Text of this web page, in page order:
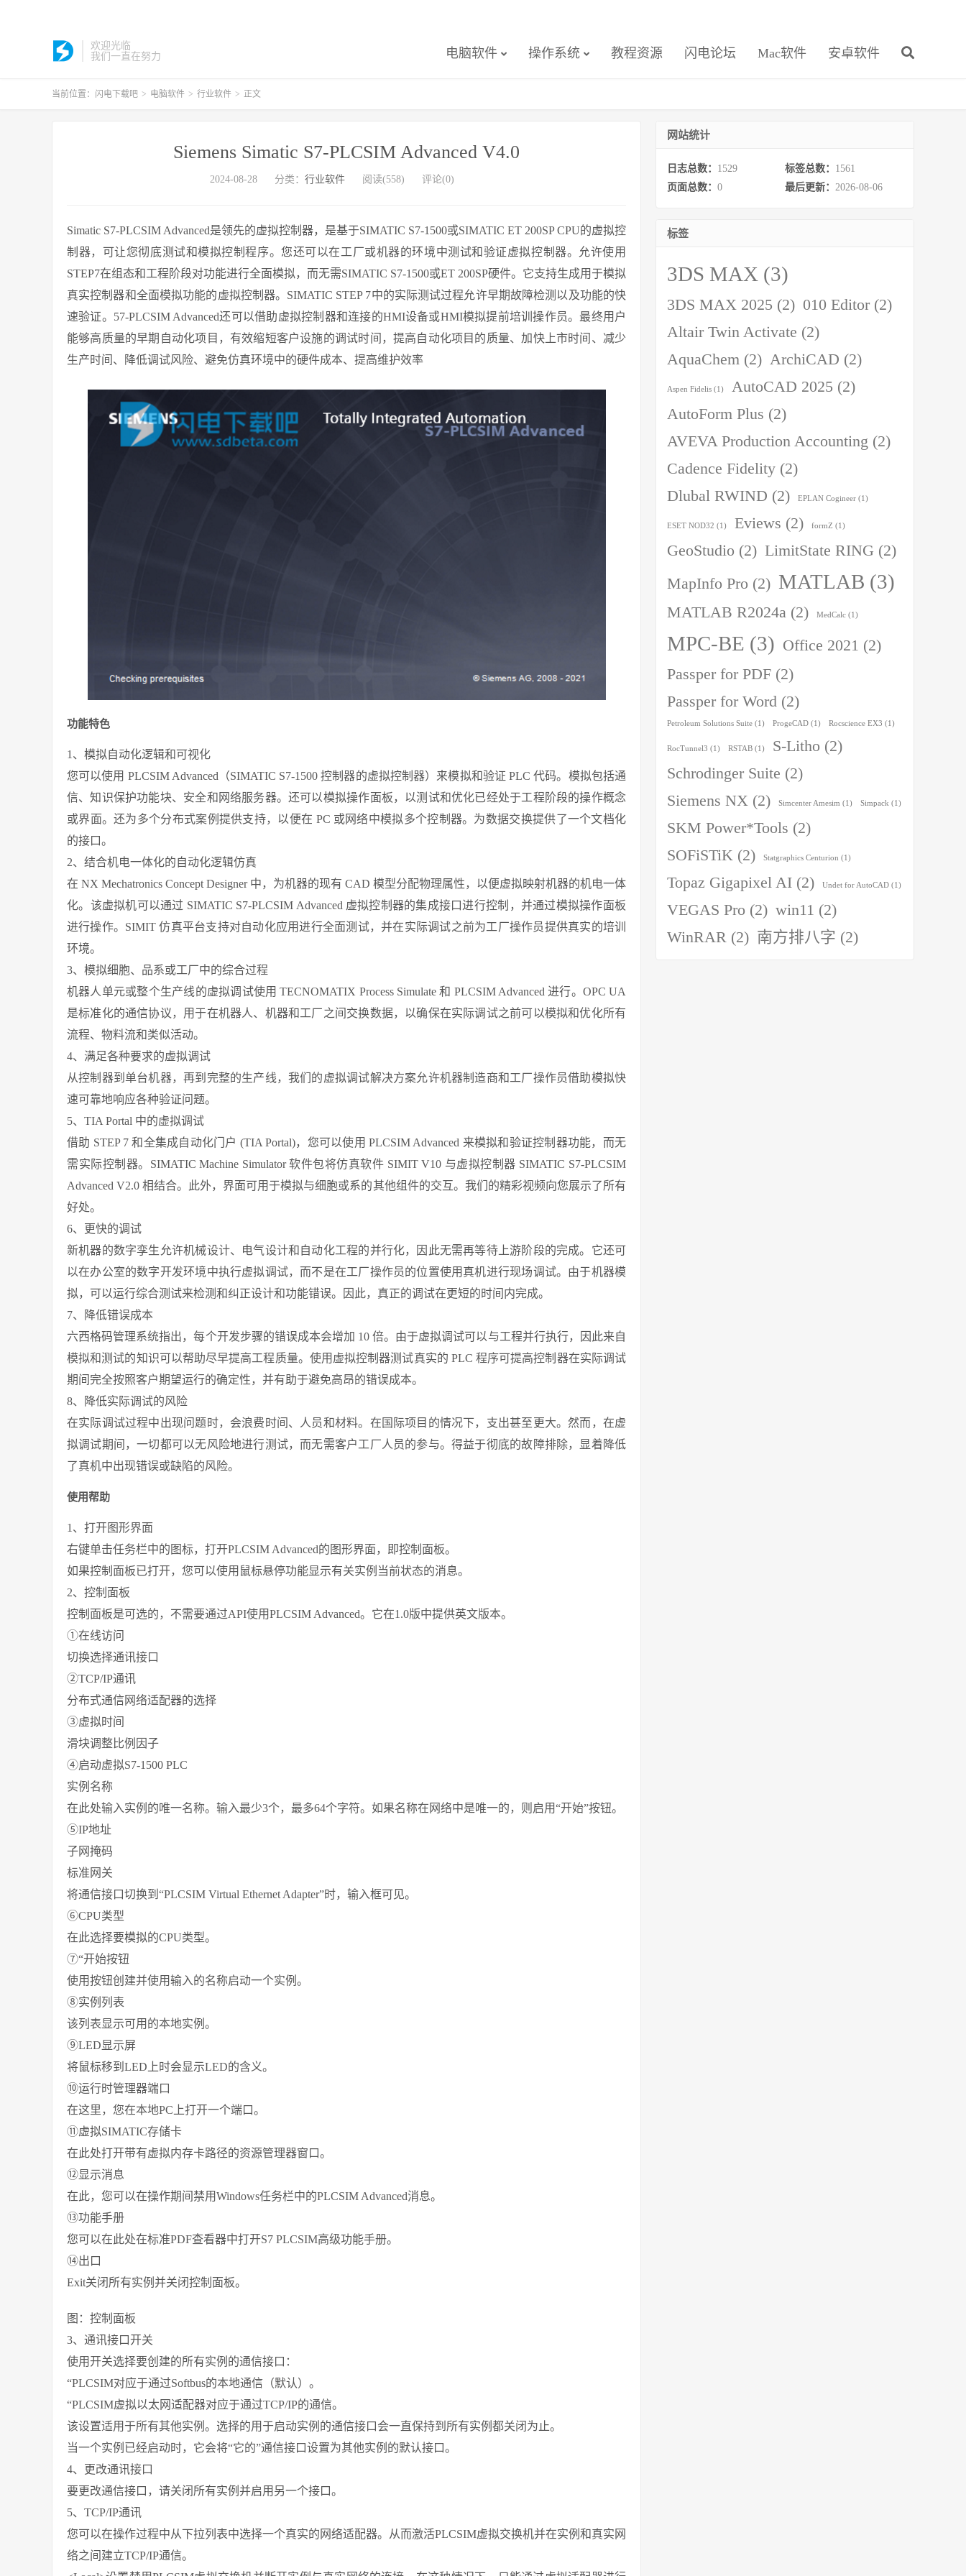
欢迎光临
我们一直在努力
电脑软件 操作系统 教程资源 闪电论坛 Mac软件 安卓软件
当前位置： 闪电下载吧 > 电脑软件 > 行业软件 > 正文
Siemens Simatic S7-PLCSIM Advanced V4.0
2024-08-28 分类： 行业软件 阅读(558) 评论(0)
Simatic S7-PLCSIM Advanced是领先的虚拟控制器，是基于SIMATIC S7-1500或SIMATIC ET 200SP CPU的虚拟控
制器，可让您彻底测试和模拟控制程序。您还可以在工厂或机器的环境中测试和验证虚拟控制器。允许使用
STEP7在组态和工程阶段对功能进行全面模拟，而无需SIMATIC S7-1500或ET 200SP硬件。它支持生成用于模拟
真实控制器和全面模拟功能的虚拟控制器。SIMATIC STEP 7中的实际测试过程允许早期故障检测以及功能的快
速验证。57-PLCSIM Advanced还可以借助虚拟控制器和连接的HMI设备或HMI模拟提前培训操作员。最终用户
能够高质量的早期自动化项目，有效缩短客户设施的调试时间，提高自动化项目的质量、加快上市时间、减少
生产时间、降低调试风险、避免仿真环境中的硬件成本、提高维护效率
功能特色
1、模拟自动化逻辑和可视化
您可以使用 PLCSIM Advanced（SIMATIC S7-1500 控制器的虚拟控制器）来模拟和验证 PLC 代码。模拟包括通
信、知识保护功能块、安全和网络服务器。还可以模拟操作面板，以测试和优化已经处于工程阶段的操作概念
或界面。还为多个分布式案例提供支持，以便在 PC 或网络中模拟多个控制器。为数据交换提供了一个文档化
的接口。
2、结合机电一体化的自动化逻辑仿真
在 NX Mechatronics Concept Designer 中，为机器的现有 CAD 模型分配物理属性，以便虚拟映射机器的机电一体
化。该虚拟机可以通过 SIMATIC S7-PLCSIM Advanced 虚拟控制器的集成接口进行控制，并通过模拟操作面板
进行操作。SIMIT 仿真平台支持对自动化应用进行全面测试，并在实际调试之前为工厂操作员提供真实的培训
环境。
3、模拟细胞、品系或工厂中的综合过程
机器人单元或整个生产线的虚拟调试使用 TECNOMATIX Process Simulate 和 PLCSIM Advanced 进行。OPC UA
是标准化的通信协议，用于在机器人、机器和工厂之间交换数据，以确保在实际调试之前可以模拟和优化所有
流程、物料流和类似活动。
4、满足各种要求的虚拟调试
从控制器到单台机器，再到完整的生产线，我们的虚拟调试解决方案允许机器制造商和工厂操作员借助模拟快
速可靠地响应各种验证问题。
5、TIA Portal 中的虚拟调试
借助 STEP 7 和全集成自动化门户 (TIA Portal)，您可以使用 PLCSIM Advanced 来模拟和验证控制器功能，而无
需实际控制器。SIMATIC Machine Simulator 软件包将仿真软件 SIMIT V10 与虚拟控制器 SIMATIC S7-PLCSIM
Advanced V2.0 相结合。此外，界面可用于模拟与细胞或系的其他组件的交互。我们的精彩视频向您展示了所有
好处。
6、更快的调试
新机器的数字孪生允许机械设计、电气设计和自动化工程的并行化，因此无需再等待上游阶段的完成。它还可
以在办公室的数字开发环境中执行虚拟调试，而不是在工厂操作员的位置使用真机进行现场调试。由于机器模
拟，可以运行综合测试来检测和纠正设计和功能错误。因此，真正的调试在更短的时间内完成。
7、降低错误成本
六西格码管理系统指出，每个开发步骤的错误成本会增加 10 倍。由于虚拟调试可以与工程并行执行，因此来自
模拟和测试的知识可以帮助尽早提高工程质量。使用虚拟控制器测试真实的 PLC 程序可提高控制器在实际调试
期间完全按照客户期望运行的确定性，并有助于避免高昂的错误成本。
8、降低实际调试的风险
在实际调试过程中出现问题时，会浪费时间、人员和材料。在国际项目的情况下，支出甚至更大。然而，在虚
拟调试期间，一切都可以无风险地进行测试，而无需客户工厂人员的参与。得益于彻底的故障排除，显着降低
了真机中出现错误或缺陷的风险。
使用帮助
1、打开图形界面
右键单击任务栏中的图标，打开PLCSIM Advanced的图形界面，即控制面板。
如果控制面板已打开，您可以使用鼠标悬停功能显示有关实例当前状态的消息。
2、控制面板
控制面板是可选的，不需要通过API使用PLCSIM Advanced。它在1.0版中提供英文版本。
①在线访问
切换选择通讯接口
②TCP/IP通讯
分布式通信网络适配器的选择
③虚拟时间
滑块调整比例因子
④启动虚拟S7-1500 PLC
实例名称
在此处输入实例的唯一名称。输入最少3个，最多64个字符。如果名称在网络中是唯一的，则启用“开始”按钮。
⑤IP地址
子网掩码
标准网关
将通信接口切换到“PLCSIM Virtual Ethernet Adapter”时，输入框可见。
⑥CPU类型
在此选择要模拟的CPU类型。
⑦“开始按钮
使用按钮创建并使用输入的名称启动一个实例。
⑧实例列表
该列表显示可用的本地实例。
⑨LED显示屏
将鼠标移到LED上时会显示LED的含义。
⑩运行时管理器端口
在这里，您在本地PC上打开一个端口。
⑪虚拟SIMATIC存储卡
在此处打开带有虚拟内存卡路径的资源管理器窗口。
⑫显示消息
在此，您可以在操作期间禁用Windows任务栏中的PLCSIM Advanced消息。
⑬功能手册
您可以在此处在标准PDF查看器中打开S7 PLCSIM高级功能手册。
⑭出口
Exit关闭所有实例并关闭控制面板。
图：控制面板
3、通讯接口开关
使用开关选择要创建的所有实例的通信接口：
“PLCSIM对应于通过Softbus的本地通信（默认）。
“PLCSIM虚拟以太网适配器对应于通过TCP/IP的通信。
该设置适用于所有其他实例。选择的用于启动实例的通信接口会一直保持到所有实例都关闭为止。
当一个实例已经启动时，它会将“它的”通信接口设置为其他实例的默认接口。
4、更改通讯接口
要更改通信接口，请关闭所有实例并启用另一个接口。
5、TCP/IP通讯
您可以在操作过程中从下拉列表中选择一个真实的网络适配器。从而激活PLCSIM虚拟交换机并在实例和真实网
络之间建立TCP/IP通信。
网站统计
日志总数： 1529 标签总数： 1561
页面总数： 0 最后更新： 2026-08-06
标签
3DS MAX (3)
3DS MAX 2025 (2) 010 Editor (2)
Altair Twin Activate (2)
AquaChem (2) ArchiCAD (2)
Aspen Fidelis (1) AutoCAD 2025 (2)
AutoForm Plus (2)
AVEVA Production Accounting (2)
Cadence Fidelity (2)
Dlubal RWIND (2) EPLAN Cogineer (1)
ESET NOD32 (1) Eviews (2) formZ (1)
GeoStudio (2) LimitState RING (2)
MapInfo Pro (2) MATLAB (3)
MATLAB R2024a (2) MedCalc (1)
MPC-BE (3) Office 2021 (2)
Passper for PDF (2)
Passper for Word (2)
Petroleum Solutions Suite (1) ProgeCAD (1) Rocscience EX3 (1)
RocTunnel3 (1) RSTAB (1) S-Litho (2)
Schrodinger Suite (2)
Siemens NX (2) Simcenter Amesim (1) Simpack (1)
SKM Power*Tools (2)
SOFiSTiK (2) Statgraphics Centurion (1)
Topaz Gigapixel AI (2) Undet for AutoCAD (1)
VEGAS Pro (2) win11 (2)
WinRAR (2) 南方排八字 (2)